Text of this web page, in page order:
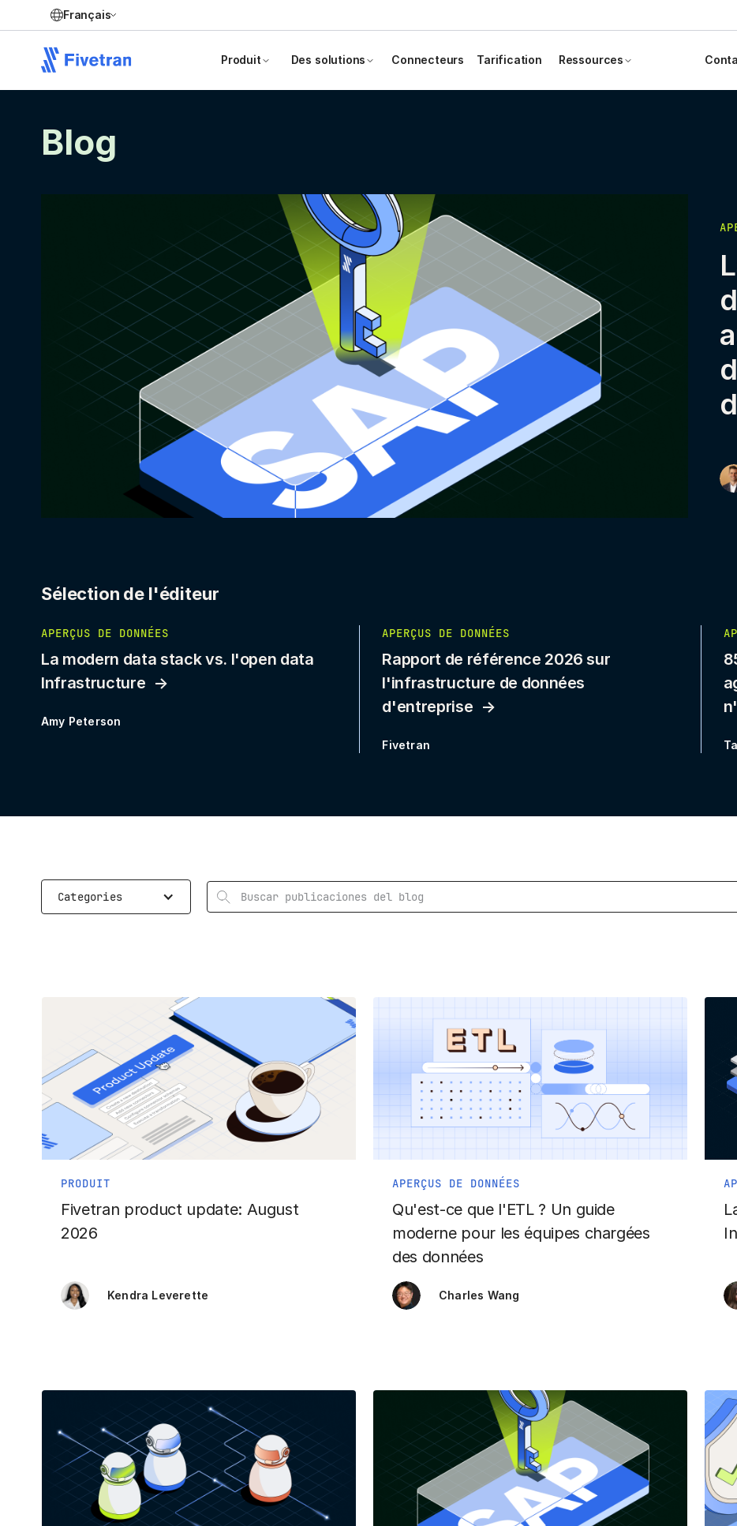
Français
Produit Des solutions Connecteurs Tarification Ressources
Blog
Sélection de l'éditeur
APERÇUS DE DONNÉES
La modern data stack vs. l'open data
Infrastructure
Amy Peterson
APERÇUS DE DONNÉES
Rapport de référence 2026 sur
l'infrastructure de données
d'entreprise
Fivetran
Categories Rechercher
PRODUIT
Fivetran product update: August
2026
Kendra Leverette
APERÇUS DE DONNÉES
Qu'est-ce que l'ETL ? Un guide
moderne pour les équipes chargées
des données
Charles Wang